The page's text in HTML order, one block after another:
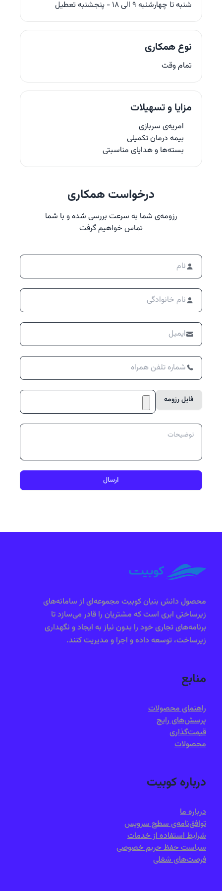
شنبه تا چهارشنبه ۹ الی ۱۸ - پنجشنبه تعطیل
نوع همکاری
تمام وقت
مزایا و تسهیلات
امریه‌ی سربازی
بیمه‌ درمان تکمیلی
بسته‌ها و هدایای مناسبتی
درخواست همکاری
رزومه‌ی شما به سرعت بررسی شده و با شما
تماس خواهیم گرفت
فایل رزومه
ارسال
محصول دانش بنیان کوبیت مجموعه‌ای از سامانه‌های
زیرساختی ابری است که مشتریان را قادر می‌سازد تا
برنامه‌های تجاری خود را بدون نیاز به ایجاد و نگهداری
زیرساخت، توسعه داده و اجرا و مدیریت کنند.
منابع
راهنمای محصولات
پرسش‌های رایج
قیمت‌گذاری
محصولات
درباره کوبیت
درباره ما
توافق‌نامه‌ی سطح سرویس
شرایط استفاده از خدمات
سیاست حفظ حریم خصوصی
فرصت‌های شغلی
انواع ابزار تعاملات تیمی
مدیریت حرفه‌‌ای تیم و پروژه‌ها
خدمات امنیت ابری سازمانی
پایش تهدیدات، تحلیل بلادرنگ، تست نفوذ، SOC و SIEM در بستر ابری کوبیت
انواع ابزار تعاملات تیمی
مدیریت حرفه‌‌ای تیم و پروژه‌ها
خدمات امنیت ابری سازمانی
پایش تهدیدات، تحلیل بلادرنگ، تست نفوذ، SOC و SIEM در بستر ابری کوبیت